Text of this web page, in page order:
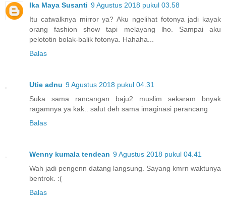
Ika Maya Susanti 9 Agustus 2018 pukul 03.58
Itu catwalknya mirror ya? Aku ngelihat fotonya jadi kayak
orang fashion show tapi melayang lho. Sampai aku
pelototin bolak-balik fotonya. Hahaha...
Balas
Utie adnu 9 Agustus 2018 pukul 04.31
Suka sama rancangan baju2 muslim sekaram bnyak
ragamnya ya kak.. salut deh sama imaginasi perancang
Balas
Wenny kumala tendean 9 Agustus 2018 pukul 04.41
Wah jadi pengenn datang langsung. Sayang kmrn waktunya
bentrok. :(
Balas